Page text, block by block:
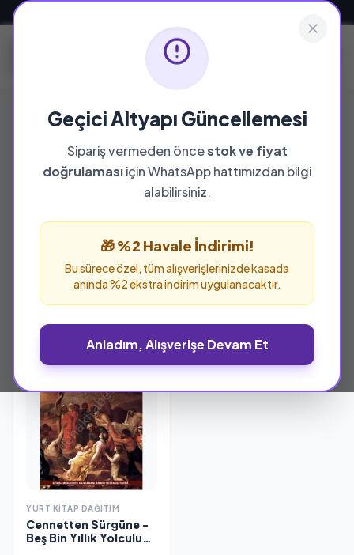
Geçici Altyapı Güncellemesi
Sipariş vermeden öncestok ve fiyat
doğrulamasıiçin WhatsApp hattımızdan bilgi
alabilirsiniz.
🎁 %2 Havale İndirimi!
Bu sürece özel, tüm alışverişlerinizde kasada
anında %2 ekstra indirim uygulanacaktır.
Anladım, Alışverişe Devam Et
YAYINEVI
Yurt Kitap Dağıtım
Yurt Kitap Dağıtım yayınevine ait tüm eserleri
bu sayfada inceleyebilir ve güvenle sipariş
YURT KITAP DAĞITIM
Cennetten Sürgüne -
Beş Bin Yıllık Yolculuk,